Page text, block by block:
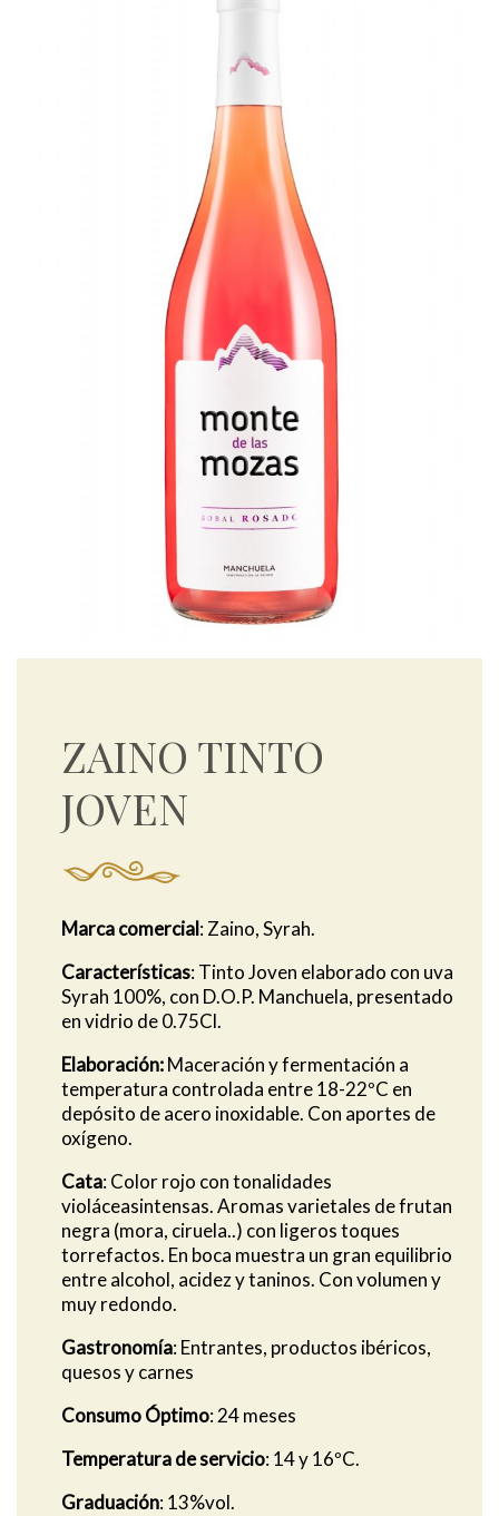
ZAINO TINTO
JOVEN
Marca comercial: Zaino, Syrah.
Características: Tinto Joven elaborado con uva
Syrah 100%, con D.O.P. Manchuela, presentado
en vidrio de 0.75Cl.
Elaboración:Maceración y fermentación a
temperatura controlada entre 18-22ºC en
depósito de acero inoxidable. Con aportes de
oxígeno.
Cata: Color rojo con tonalidades
violáceasintensas. Aromas varietales de frutan
negra (mora, ciruela..) con ligeros toques
torrefactos. En boca muestra un gran equilibrio
entre alcohol, acidez y taninos. Con volumen y
muy redondo.
Gastronomía: Entrantes, productos ibéricos,
quesos y carnes
Consumo Óptimo: 24 meses
Temperatura de servicio: 14 y 16ºC.
Graduación: 13%vol.